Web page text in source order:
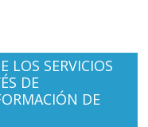
LOS SERVICIOS
DE
DE